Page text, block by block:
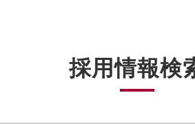
採用情報検